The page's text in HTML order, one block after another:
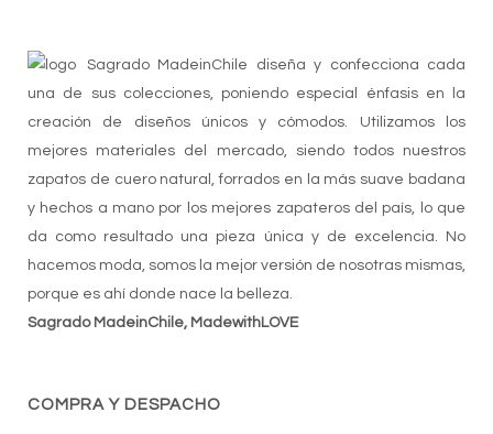
Sagrado MadeinChile diseña y confecciona cada
una de sus colecciones, poniendo especial énfasis en la
creación de diseños únicos y cómodos. Utilizamos los
mejores materiales del mercado, siendo todos nuestros
zapatos de cuero natural, forrados en la más suave badana
y hechos a mano por los mejores zapateros del país, lo que
da como resultado una pieza única y de excelencia. No
hacemos moda, somos la mejor versión de nosotras mismas,
porque es ahí donde nace la belleza.
Sagrado MadeinChile, MadewithLOVE
COMPRA Y DESPACHO